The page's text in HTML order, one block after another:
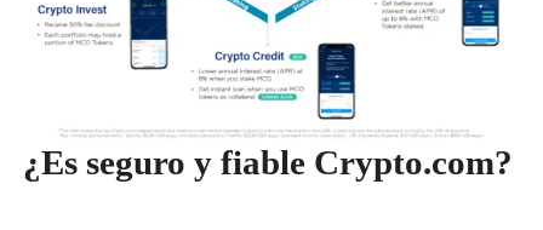
¿Es seguro y fiable Crypto.com?